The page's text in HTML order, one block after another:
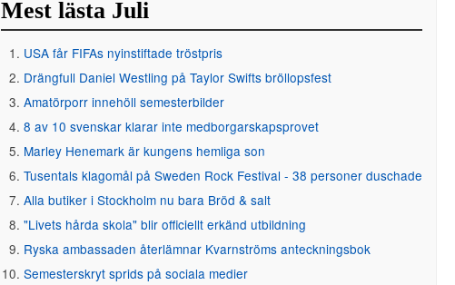
Mest lästa Juli
USA får FIFAs nyinstiftade tröstpris
Drängfull Daniel Westling på Taylor Swifts bröllopsfest
Amatörporr innehöll semesterbilder
8 av 10 svenskar klarar inte medborgarskapsprovet
Marley Henemark är kungens hemliga son
Tusentals klagomål på Sweden Rock Festival - 38 personer duschade
Alla butiker i Stockholm nu bara Bröd & salt
"Livets hårda skola" blir officiellt erkänd utbildning
Ryska ambassaden återlämnar Kvarnströms anteckningsbok
Semesterskryt sprids på sociala medier